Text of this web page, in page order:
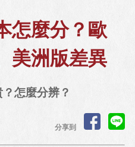
怎麼分？歐
美洲版差異
怎麼分辨？
分享到